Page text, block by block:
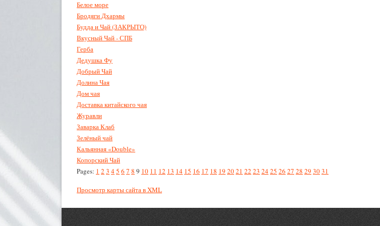
Белое море
Бродяги Дхармы
Будда и Чай (ЗАКРЫТО)
Вкусный Чай - СПБ
Герба
Дедушка Фу
Добрый Чай
Долина Чая
Дом чая
Доставка китайского чая
Журавли
Заварка Клаб
Зелёный чай
Кальянная «Double»
Копорский Чай
Pages: 1 2 3 45 6 7 8 9 10 11 12 13 14 15 16 17 18 19 2021 22 23 2425 26 27 28 29 3031
Просмотр карты сайта в XML